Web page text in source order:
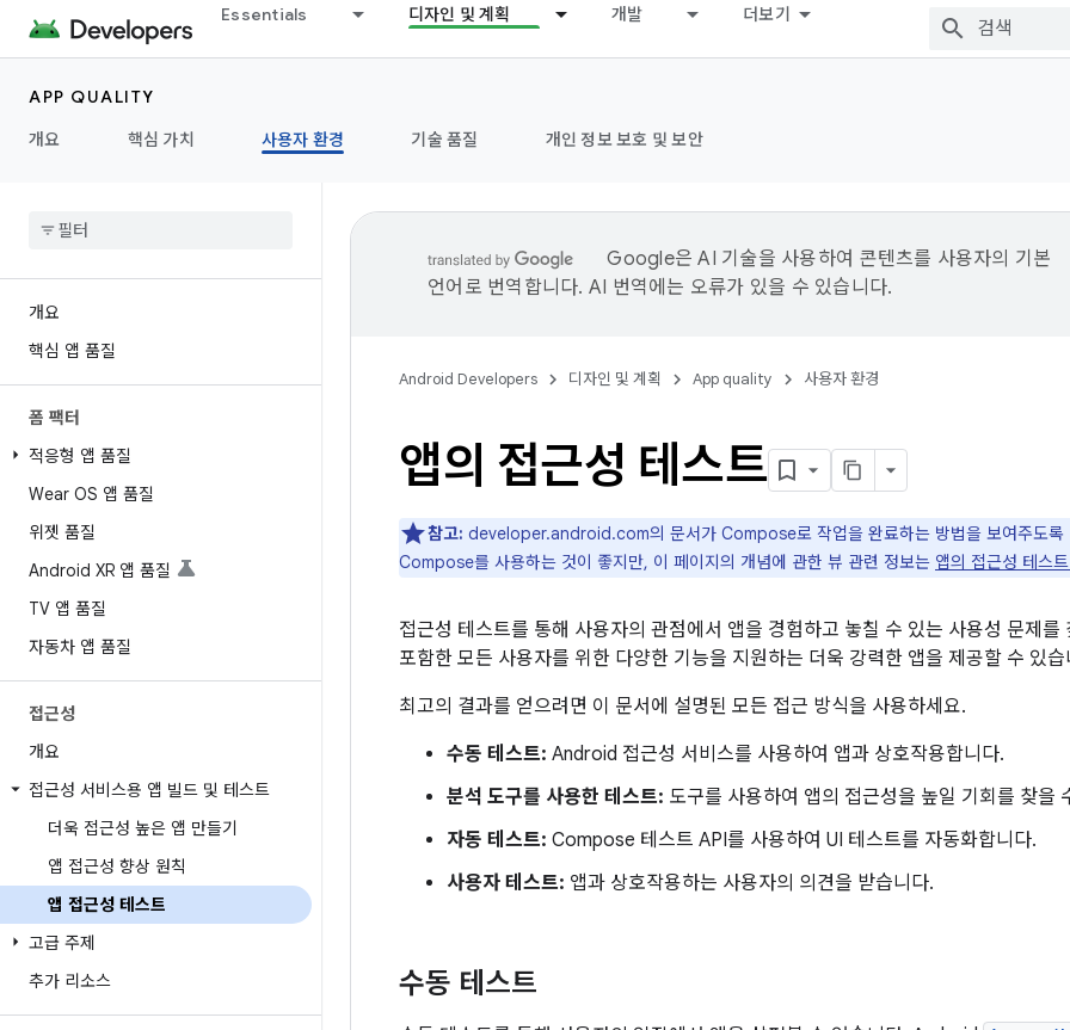
Essentials 디자인 및 계획 개발 더보기
APP QUALITY
개요
핵심 가치 사용자 환경 기술 품질 개인 정보 보호 및 보안
개요
핵심 앱 품질
폼 팩터
적응형 앱 품질
Wear OS 앱 품질
위젯 품질
Android XR 앱 품질
TV 앱 품질
자동차 앱 품질
접근성
개요
접근성 서비스용 앱 빌드 및 테스트
더욱 접근성 높은 앱 만들기
앱 접근성 향상 원칙
앱 접근성 테스트
고급 주제
추가 리소스
Google은 AI 기술을 사용하여 콘텐츠를 사용자의 기본
언어로 번역합니다. AI 번역에는 오류가 있을 수 있습니다.
Android Developers 디자인 및 계획 App quality 사용자 환경
앱의 접근성 테스트
참고: developer.android.com의 문서가 Compose로 작업을 완료하는 방법을 보여주도록
Compose를 사용하는 것이 좋지만, 이 페이지의 개념에 관한 뷰 관련 정보는 앱의 접근성 테스
접근성 테스트를 통해 사용자의 관점에서 앱을 경험하고 놓칠 수 있는 사용성 문제
포함한 모든 사용자를 위한 다양한 기능을 지원하는 더욱 강력한 앱을 제공할 수 있습
최고의 결과를 얻으려면 이 문서에 설명된 모든 접근 방식을 사용하세요.
수동 테스트: Android 접근성 서비스를 사용하여 앱과 상호작용합니다.
분석 도구를 사용한 테스트: 도구를 사용하여 앱의 접근성을 높일 기회를 찾을
자동 테스트: Compose 테스트 API를 사용하여 UI 테스트를 자동화합니다.
사용자 테스트: 앱과 상호작용하는 사용자의 의견을 받습니다.
수동 테스트